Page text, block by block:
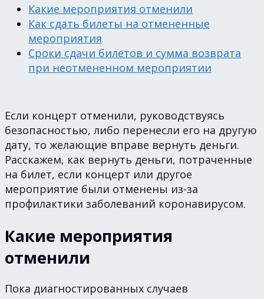
Какие мероприятия отменили
Как сдать билеты на отмененные
мероприятия
Сроки сдачи билетов и сумма возврата
при неотмененном мероприятии
Если концерт отменили, руководствуясь
безопасностью, либо перенесли его на другую
дату, то желающие вправе вернуть деньги.
Расскажем, как вернуть деньги, потраченные
на билет, если концерт или другое
мероприятие были отменены из-за
профилактики заболеваний коронавирусом.
Какие мероприятия
отменили
Пока диагностированных случаев